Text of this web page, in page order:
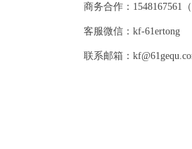
商务合作：1548167561（
客服微信：kf-61ertong
联系邮箱：